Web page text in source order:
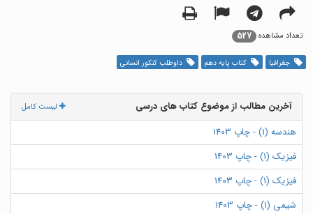
تعداد مشاهده 527
جغرافیا کتاب پایه دهم داوطلب کنکور انسانی
لیست کامل
آخرین مطالب از موضوع کتاب های درسی
هندسه (1) - چاپ 1403
فیزیک (1) - چاپ 1403
فیزیک (1) - چاپ 1403
شیمی (1) - چاپ 1403